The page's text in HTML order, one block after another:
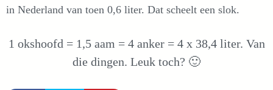
in Nederland van toen 0,6 liter. Dat scheelt een slok.
1 okshoofd = 1,5 aam = 4 anker = 4 x 38,4 liter. Van
die dingen. Leuk toch? 🙂